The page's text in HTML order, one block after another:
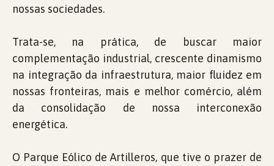
nossas sociedades.
Trata-se, na prática, de buscar maior
complementação industrial, crescente dinamismo
na integração da infraestrutura, maior fluidez em
nossas fronteiras, mais e melhor comércio, além
da consolidação de nossa interconexão
energética.
O Parque Eólico de Artilleros, que tive o prazer de